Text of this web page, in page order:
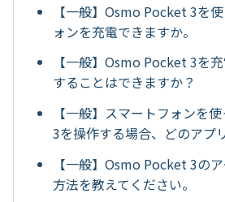
【一般】Osmo Pocket 3を
ォンを充電できますか。
【一般】Osmo Pocket 3を
することはできますか？
【一般】スマートフォンを
3を操作する場合、どのアプ
【一般】Osmo Pocket 3の
方法を教えてください。